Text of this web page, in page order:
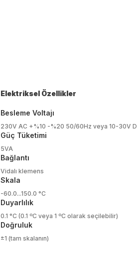
Elektriksel Özellikler
Besleme Voltajı
230V AC +%10 -%20 50/60Hz veya 10-30V
Güç Tüketimi
5VA
Bağlantı
Vidalı klemens
Skala
-60.0...150.0 °C
Duyarlılık
0.1 °C (0.1 ºC veya 1 ºC olarak seçilebilir)
Doğruluk
±1 (tam skalanın)